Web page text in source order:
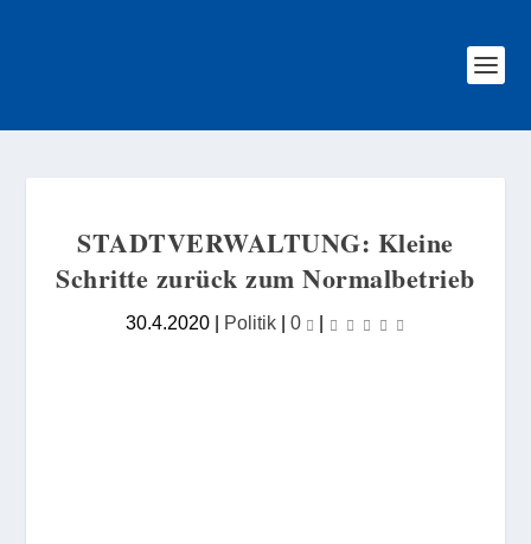
STADTVERWALTUNG: Kleine
Schritte zurück zum Normalbetrieb
30.4.2020| Politik| 0 |